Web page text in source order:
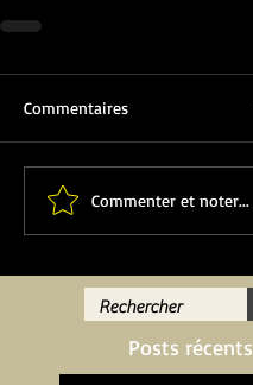
Commentaires
Commenter et noter...
Posts récents